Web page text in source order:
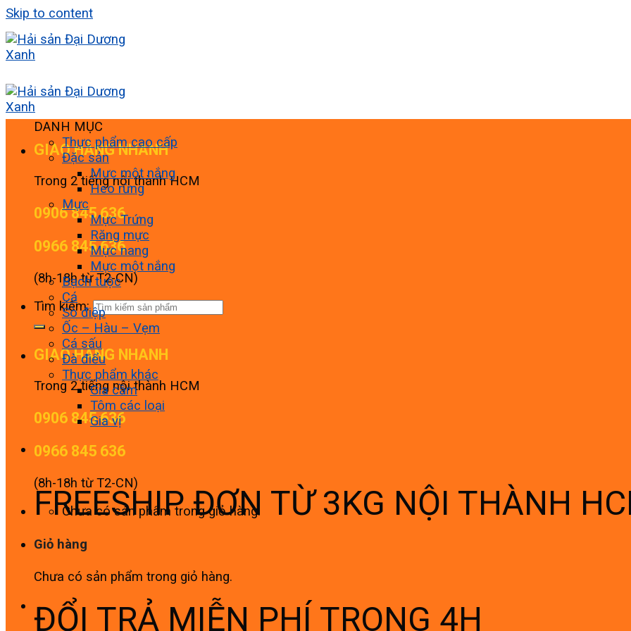
Skip to content
GIAO HÀNG NHANH
Trong 2 tiếng nội thành HCM
0906 845 636
0966 845 636
(8h-18h từ T2-CN)
Tìm kiếm:
GIAO HÀNG NHANH
Trong 2 tiếng nội thành HCM
0906 845 636
0966 845 636
(8h-18h từ T2-CN)
Chưa có sản phẩm trong giỏ hàng.
Giỏ hàng
Chưa có sản phẩm trong giỏ hàng.
DANH MỤC
Thực phẩm cao cấp
Đặc sản
Mực một nắng
Heo rừng
Mực
Mực Trứng
Răng mực
Mực nang
Mực một nắng
Bạch tuộc
Cá
Sò điệp
Ốc – Hàu – Vẹm
Cá sấu
Đà điểu
Thực phẩm khác
Gia cầm
Tôm các loại
Gia vị
FREESHIP ĐƠN TỪ 3KG NỘI THÀNH
ĐỔI TRẢ MIỄN PHÍ TRONG 4H